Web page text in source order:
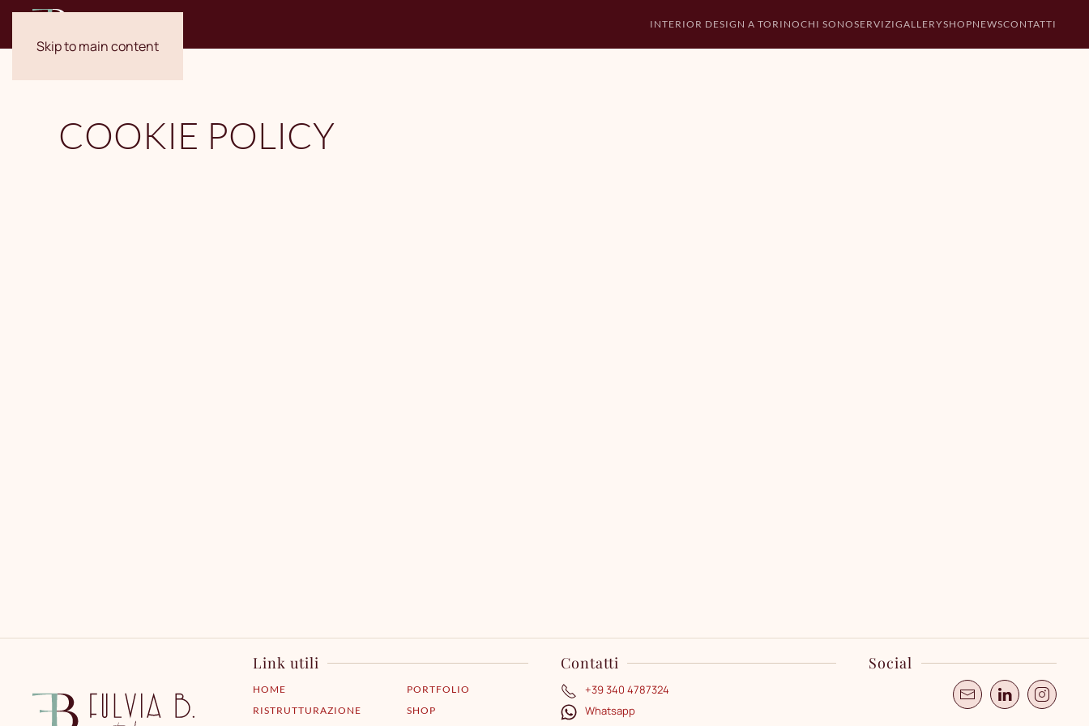
Skip to main content
INTERIOR DESIGN A TORINOCHI SONOSERVIZIGALLERYSHOPNEWSCONTATTI
COOKIE POLICY
Link utili
HOME
RISTRUTTURAZIONE
PORTFOLIO
SHOP
Contatti
+39 340 4787324
Whatsapp
Social